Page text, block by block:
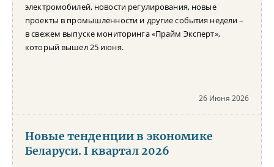
электромобилей, новости регулирования, новые
проекты в промышленности и другие события недели –
в свежем выпуске мониторинга «Прайм Эксперт»,
который вышел 25 июня.
26 Июня 2026
Новые тенденции в экономике
Беларуси. I квартал 2026